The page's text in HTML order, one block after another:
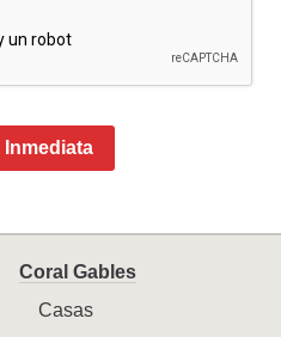
Inmediata
Coral Gables
Casas